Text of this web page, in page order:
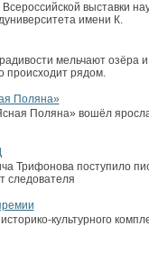
выставки
имени К.
мельчают озёра
происходит рядом.
Поляна»
Поляна» вошёл
Трифонова по­ступило
следователя
культурного